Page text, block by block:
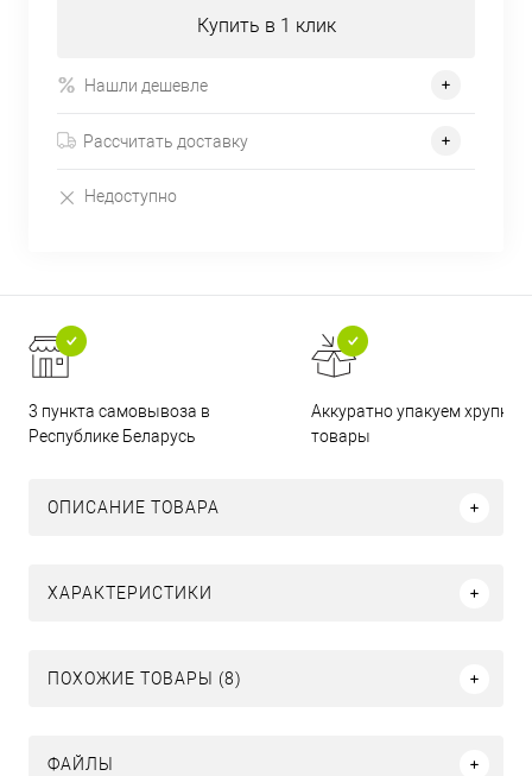
Купить в 1 клик
Нашли дешевле
Рассчитать доставку
Недоступно
3 пункта самовывоза в
Республике Беларусь
Аккуратно упакуем хрупкие
товары
ОПИСАНИЕ ТОВАРА
ХАРАКТЕРИСТИКИ
ПОХОЖИЕ ТОВАРЫ (8)
ФАЙЛЫ